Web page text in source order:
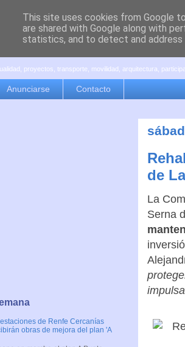
madrid
proyectos, transporte, movilidad, arquitectura,
Anunciarse Contacto
de
La
Serna
de Renfe Cercanías
obras de mejora del plan 'A
This site uses cookies from Google
are shared with Google along with
statistics, and to detect and address